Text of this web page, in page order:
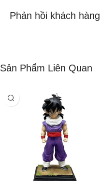
Phản hồi khách hàng
Sản Phẩm Liên Quan